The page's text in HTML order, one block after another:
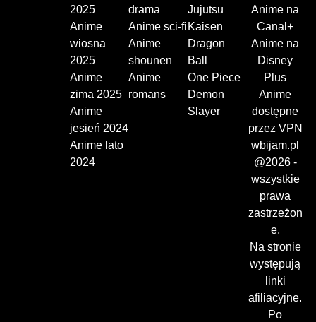
2025
Anime
wiosna
2025
Anime
zima 2025
Anime
jesień 2024
Anime lato
2024
drama
Anime sci-fi
Anime
shounen
Anime
romans
Jujutsu
Kaisen
Dragon
Ball
One Piece
Demon
Slayer
Anime na
Canal+
Anime na
Disney
Plus
Anime
dostępne
przez VPN
wbijam.pl
@2026 -
wszystkie
prawa
zastrzeżon
e.
Na stronie
występują
linki
afiliacyjne.
Po